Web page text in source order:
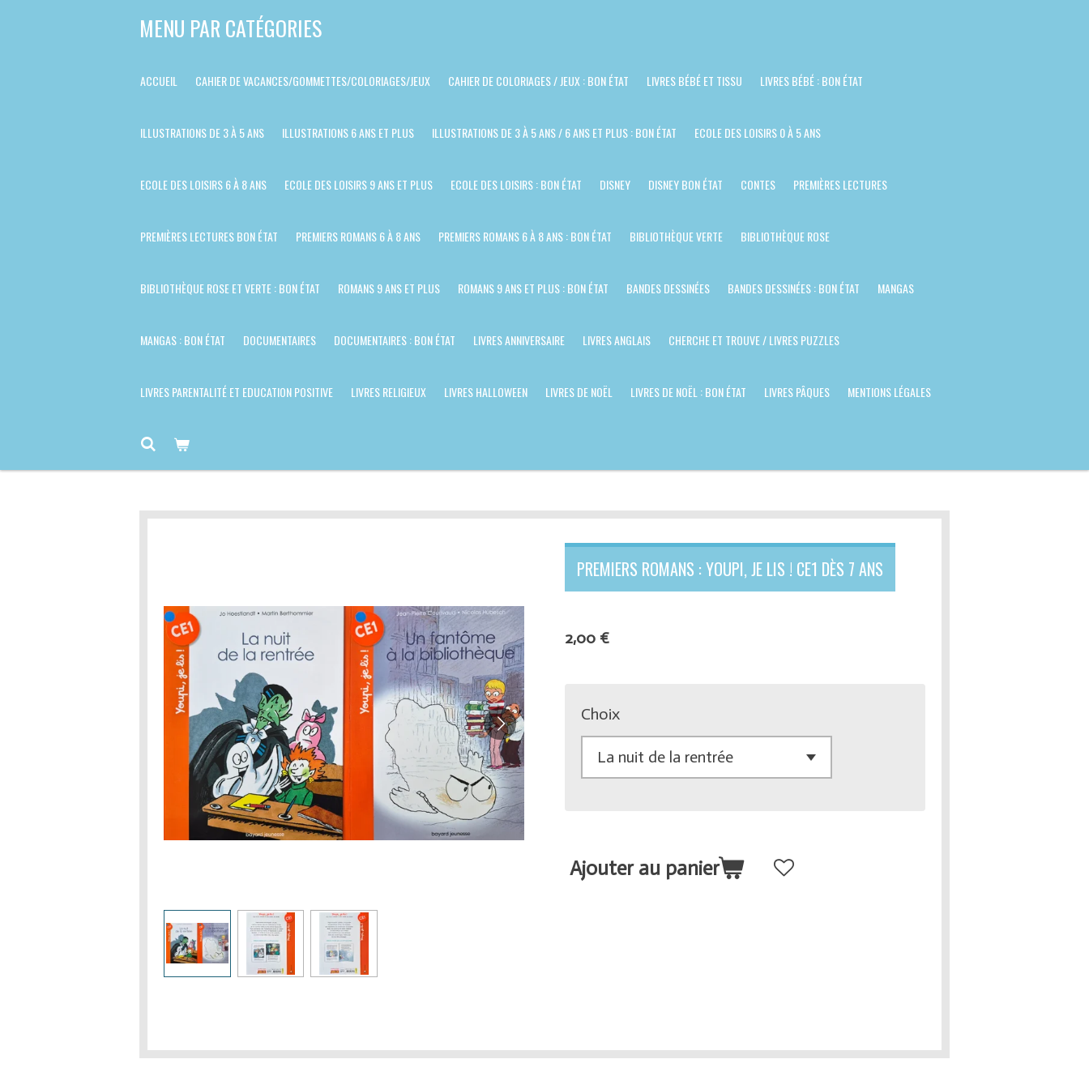
MENU PAR CATÉGORIES
ACCUEIL CAHIER DE VACANCES/GOMMETTES/COLORIAGES/JEUX CAHIER DE COLORIAGES / JEUX : BON ÉTAT LIVRES BÉBÉ ET TISSU LIVRES BÉBÉ : BON ÉTAT
ILLUSTRATIONS DE 3 À 5 ANS ILLUSTRATIONS 6 ANS ET PLUS ILLUSTRATIONS DE 3 À 5 ANS / 6 ANS ET PLUS : BON ÉTAT ECOLE DES LOISIRS 0 À 5 ANS
ECOLE DES LOISIRS 6 À 8 ANS ECOLE DES LOISIRS 9 ANS ET PLUS ECOLE DES LOISIRS : BON ÉTAT DISNEY DISNEY BON ÉTAT CONTES PREMIÈRES LECTURES
PREMIÈRES LECTURES BON ÉTAT PREMIERS ROMANS 6 À 8 ANS PREMIERS ROMANS 6 À 8 ANS : BON ÉTAT BIBLIOTHÈQUE VERTE BIBLIOTHÈQUE ROSE
BIBLIOTHÈQUE ROSE ET VERTE : BON ÉTAT ROMANS 9 ANS ET PLUS ROMANS 9 ANS ET PLUS : BON ÉTAT BANDES DESSINÉES BANDES DESSINÉES : BON ÉTAT MANGAS
MANGAS : BON ÉTAT DOCUMENTAIRES DOCUMENTAIRES : BON ÉTAT LIVRES ANNIVERSAIRE LIVRES ANGLAIS CHERCHE ET TROUVE / LIVRES PUZZLES
LIVRES PARENTALITÉ ET EDUCATION POSITIVE LIVRES RELIGIEUX LIVRES HALLOWEEN LIVRES DE NOËL LIVRES DE NOËL : BON ÉTAT LIVRES PÂQUES MENTIONS LÉGALES
PREMIERS ROMANS : YOUPI, JE LIS ! CE1 DÈS 7 ANS
2,00 €
Choix
Ajouter au panier